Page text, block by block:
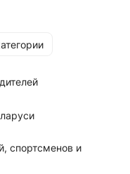
спортсменов и